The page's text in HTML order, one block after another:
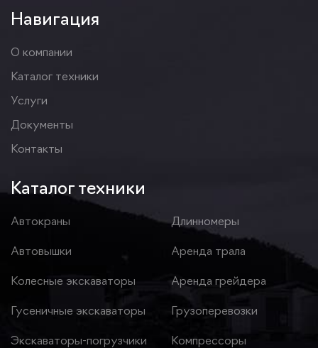
Навигация
О компании
Каталог техники
Услуги
Документы
Контакты
Каталог техники
Автокраны
Автовышки
Колесные экскаваторы
Гусеничные экскаваторы
Экскаваторы-погрузчики
Длинномеры
Аренда трала
Аренда грейдера
Грузоперевозки
Компрессоры